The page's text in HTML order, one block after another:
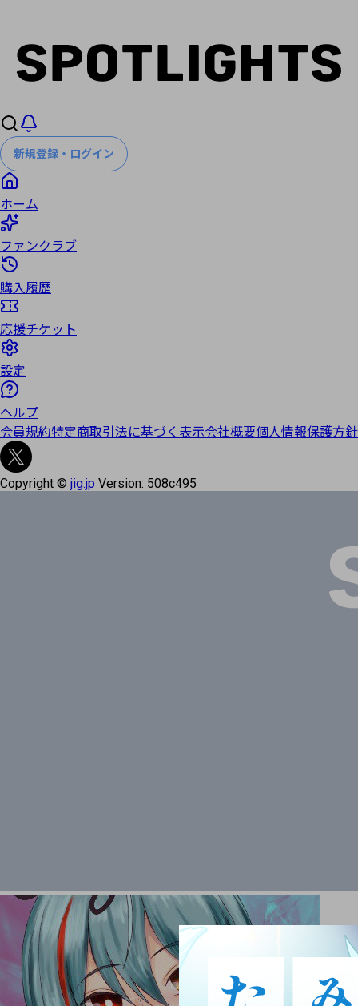
新規登録・ログイン
ホーム
ファンクラブ
購入履歴
応援チケット
設定
ヘルプ
会員規約特定商取引法に基づく表示会社概要個人情報保護方針
Copyright © jig.jp Version: 508c495